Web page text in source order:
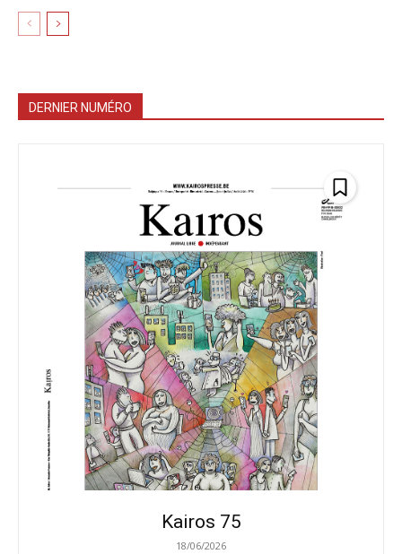
DERNIER NUMÉRO
Kairos 75
18/06/2026